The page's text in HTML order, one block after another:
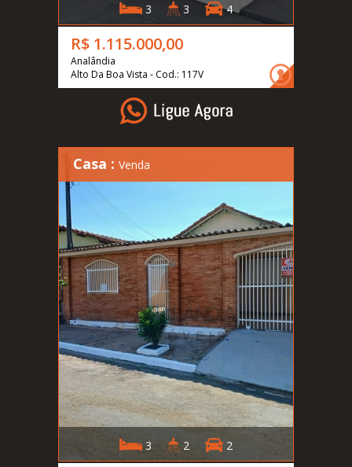
3 3 4
R$ 1.115.000,00
Analândia
Alto Da Boa Vista - Cod.: 117V
Casa : Venda
3 2 2